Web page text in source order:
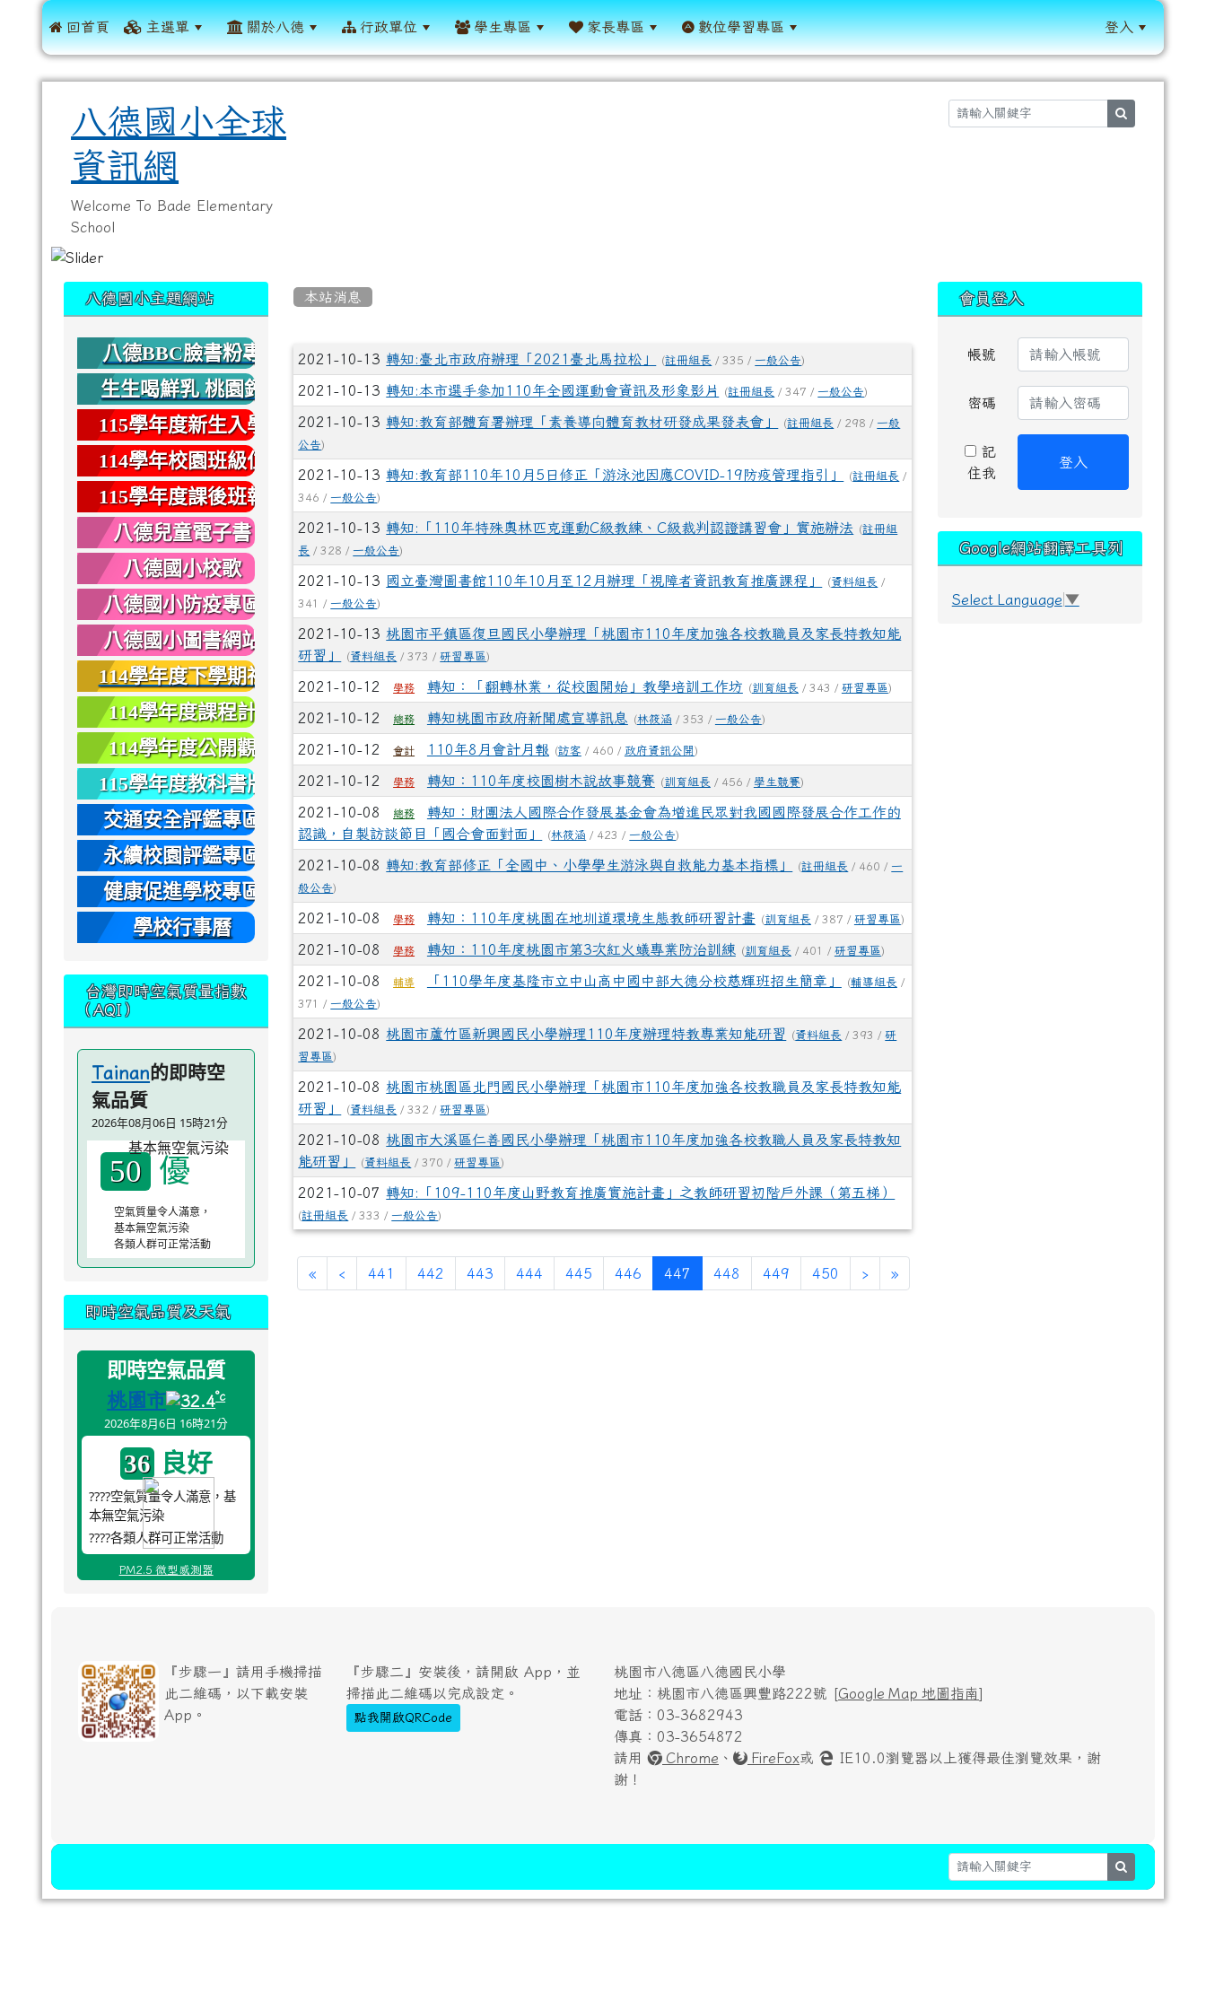
 回首頁 主選單 關於八德 行政單位 學生專區 家長專區 數位學習專區 登入
八德國小全球
資訊網
Welcome To Bade Elementary
School
本站消息
文章列表
2021-10-13轉知:臺北市政府辦理「2021臺北馬拉松」 (註冊組長 / 335 / 一般公告)
2021-10-13轉知:本市選手參加110年全國運動會資訊及形象影片 (註冊組長 / 347 / 一般公告)
2021-10-13轉知:教育部體育署辦理「素養導向體育教材研發成果發表會」 (註冊組長 / 298 / 一般
公告)
2021-10-13轉知:教育部110年10月5日修正「游泳池因應COVID-19防疫管理指引」 (註冊組長 /
346 / 一般公告)
2021-10-13轉知:「110年特殊奧林匹克運動C級教練、C級裁判認證講習會」實施辦法 (註冊組
長 / 328 / 一般公告)
2021-10-13 國立臺灣圖書館110年10月至12月辦理「視障者資訊教育推廣課程」 (資料組長 /
341 / 一般公告)
2021-10-13 桃園市平鎮區復旦國民小學辦理「桃園市110年度加強各校教職員及家長特教知能
研習」
(資料組長 / 373 /研習專區)
2021-10-12 學務 轉知：「翻轉林業，從校園開始」教學培訓工作坊 (訓育組長 / 343 / 研習專區)
2021-10-12 總務 轉知桃園市政府新聞處宣導訊息 (林筱涵 / 353 / 一般公告)
2021-10-12 會計 110年8月會計月報 (訪客 / 460 / 政府資訊公開)
2021-10-12 學務 轉知：110年度校園樹木說故事競賽 (訓育組長 / 456 / 學生競賽)
2021-10-08 總務
轉知：財團法人國際合作發展基金會為增進民眾對我國國際發展合作工作的
認識，自製訪談節目「國合會面對面」
(林筱涵 / 423 / 一般公告)
2021-10-08轉知:教育部修正「全國中、小學學生游泳與自救能力基本指標」 (註冊組長 / 460 / 一
般公告)
2021-10-08 學務 轉知：110年度桃園在地圳道環境生態教師研習計畫 (訓育組長 / 387 / 研習專區)
2021-10-08 學務 轉知：110年度桃園市第3次紅火蟻專業防治訓練 (訓育組長 / 401 / 研習專區)
2021-10-08 輔導 「110學年度基隆市立中山高中國中部大德分校慈輝班招生簡章」 (輔導組長 /
371 / 一般公告)
2021-10-08 桃園市蘆竹區新興國民小學辦理110年度辦理特教專業知能研習 (資料組長 / 393 /研
習專區)
2021-10-08 桃園市桃園區北門國民小學辦理「桃園市110年度加強各校教職員及家長特教知能
研習」
(資料組長 / 332 /研習專區)
2021-10-08 桃園市大溪區仁善國民小學辦理「桃園市110年度加強各校教職人員及家長特教知
能研習」
(資料組長 / 370 /研習專區)
2021-10-07轉知:「109-110年度山野教育推廣實施計畫」之教師研習初階戶外課（第五梯）
(註冊組長 / 333 / 一般公告)
« ‹ 441 442 443 444 445 446 447 (current)
448 449 450 › »
八德國小主題網站
八德BBC臉書粉專
生生喝鮮乳 桃園鈣
健康
115學年度新生入學
專區
114學年校園班級位
置圖
115學年度課後班報
名
八德兒童電子書
八德國小校歌
八德國小防疫專區
八德國小圖書網站
114學年度下學期社
團報名
114學年度課程計
畫
114學年度公開觀
課
115學年度教科書版
本
交通安全評鑑專區
永續校園評鑑專區
健康促進學校專區
學校行事曆
台灣即時空氣質量指數
（AQI）
Tainan的即時空
氣品質
2026年08月06日 15時21分
50 優
空氣質量令人滿意，
基本無空氣污染
各類人群可正常活動
即時空氣品質及天氣
即時空氣品質
桃園市 32.4°c
2026年8月6日 16時21分
36 良好
????空氣質量令人滿意，基
本無空氣污染
????各類人群可正常活動
PM2.5 微型感測器
會員登入
帳號
密碼
記
住我
登入
Google網站翻譯工具列
Select Language ▼
『步驟一』請用手機掃描
此二維碼，以下載安裝
App。
『步驟二』安裝後，請開啟 App，並
掃描此二維碼以完成設定。
點我開啟QRCode
桃園市八德區八德國民小學
地址：桃園市八德區興豐路222號 [Google Map 地圖指南]
電話：03-3682943
傳真：03-3654872
請用
Chrome 、 FireFox或
IE10.0瀏覽器以上獲得最佳瀏覽效果，謝
謝！